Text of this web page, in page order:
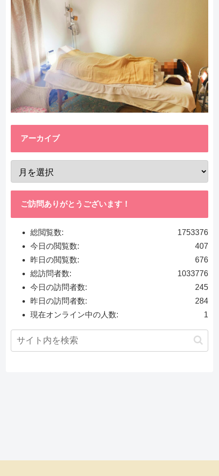
アーカイブ
ご訪問ありがとうございます！
1753376
総閲覧数:
407
今日の閲覧数:
676
昨日の閲覧数:
1033776
総訪問者数:
245
今日の訪問者数:
284
昨日の訪問者数:
1
現在オンライン中の人数: